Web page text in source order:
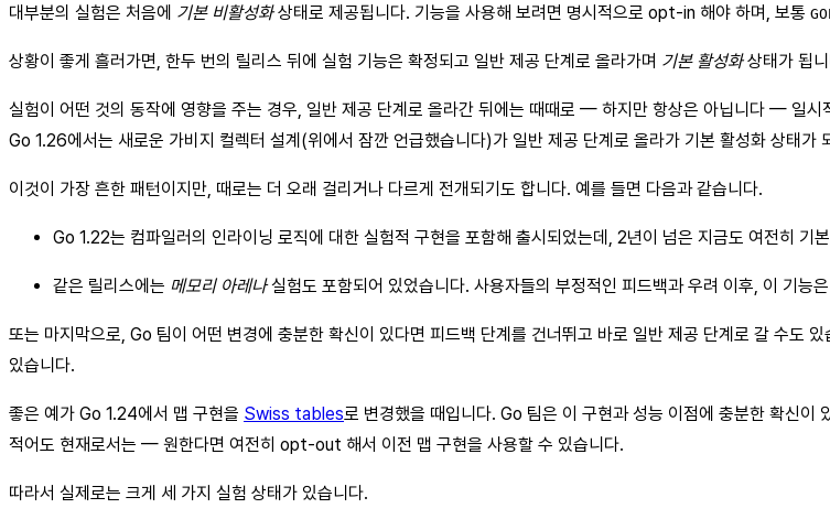
대부분의 실험은 처음에 기본 비활성화상태로 제공됩니다. 기능을 사용해 보려면 명시적으로 opt-in 해야 하며, 보통
상황이 좋게 흘러가면, 한두 번의 릴리스 뒤에 실험 기능은 확정되고 일반 제공 단계로 올라가며 기본 활성화상태가 됩
실험이 어떤 것의 동작에 영향을 주는 경우, 일반 제공 단계로 올라간 뒤에는 때때로 — 하지만 항상은 아닙니다 — 일
Go 1.26에서는 새로운 가비지 컬렉터 설계(위에서 잠깐 언급했습니다)가 일반 제공 단계로 올라가 기본 활성화 상태
이것이 가장 흔한 패턴이지만, 때로는 더 오래 걸리거나 다르게 전개되기도 합니다. 예를 들면 다음과 같습니다.
Go 1.22는 컴파일러의 인라이닝 로직에 대한 실험적 구현을 포함해 출시되었는데, 2년이 넘은 지금도 여전히 기
같은 릴리스에는 메모리 아레나실험도 포함되어 있었습니다. 사용자들의 부정적인 피드백과 우려 이후, 이 기능
또는 마지막으로, Go 팀이 어떤 변경에 충분한 확신이 있다면 피드백 단계를 건너뛰고 바로 일반 제공 단계로 갈 수도
있습니다.
좋은 예가 Go 1.24에서 맵 구현을 Swiss tables로 변경했을 때입니다. Go 팀은 이 구현과 성능 이점에 충분한 확신
적어도 현재로서는 — 원한다면 여전히 opt-out 해서 이전 맵 구현을 사용할 수 있습니다.
따라서 실제로는 크게 세 가지 실험 상태가 있습니다.